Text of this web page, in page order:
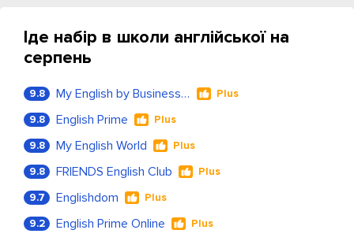
Іде набір в школи англійської на
серпень
9.8 My English by Business Language Plus
9.8 English Prime Plus
9.8 My English World Plus
9.8 FRIENDS English Club Plus
9.7 Englishdom Plus
9.2 English Prime Online Plus